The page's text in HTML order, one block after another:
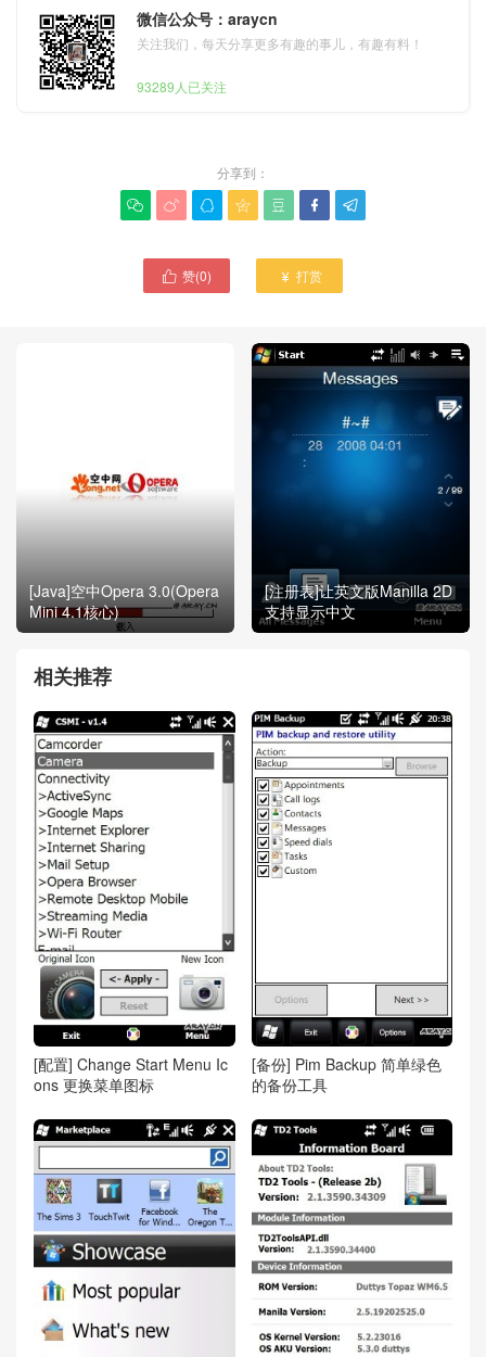
微信公众号：araycn
关注我们，每天分享更多有趣的事儿，有趣有料！
93289人已关注
分享到：
      
 赞(0)  打赏
[Java]空中Opera 3.0(Opera
Mini 4.1核心)
[注册表]让英文版Manilla 2D
支持显示中文
相关推荐
[配置] Change Start Menu Ic
ons 更换菜单图标
[备份] Pim Backup 简单绿色
的备份工具